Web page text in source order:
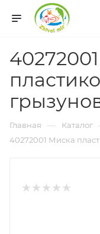
Главная — Каталог
40272001 Миска